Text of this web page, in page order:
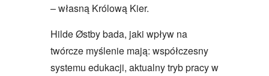
– własną Królową Kier.
Hilde Østby bada, jaki wpływ na
twórcze myślenie mają: współczesny
systemu edukacji, aktualny tryb pracy w